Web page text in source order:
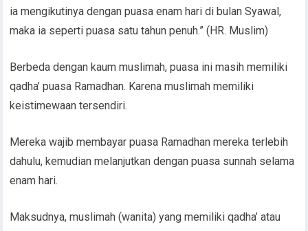
ia mengikutinya dengan puasa enam hari di bulan Syawal,
maka ia seperti puasa satu tahun penuh.” (HR. Muslim)
Berbeda dengan kaum muslimah, puasa ini masih memiliki
qadha’ puasa Ramadhan. Karena muslimah memiliki
keistimewaan tersendiri.
Mereka wajib membayar puasa Ramadhan mereka terlebih
dahulu, kemudian melanjutkan dengan puasa sunnah selama
enam hari.
Maksudnya, muslimah (wanita) yang memiliki qadha’ atau